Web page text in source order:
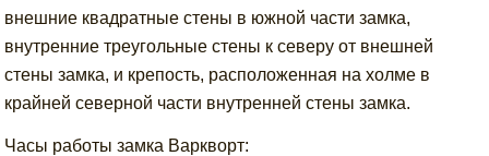
внешние квадратные стены в южной части замка,
внутренние треугольные стены к северу от внешней
стены замка, и крепость, расположенная на холме в
крайней северной части внутренней стены замка.
Часы работы замка Варкворт: